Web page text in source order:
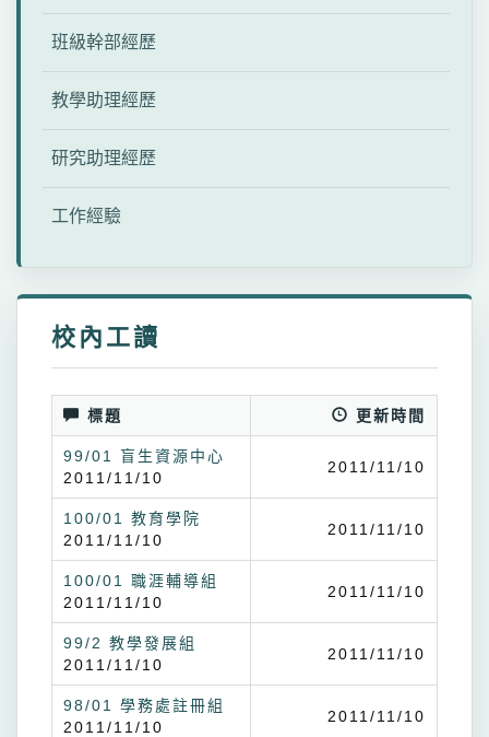
班級幹部經歷
教學助理經歷
研究助理經歷
工作經驗
校內工讀
標題 更新時間
99/01 盲生資源中心
2011/11/10
2011/11/10
100/01 教育學院
2011/11/10
2011/11/10
100/01 職涯輔導組
2011/11/10
2011/11/10
99/2 教學發展組
2011/11/10
2011/11/10
98/01 學務處註冊組
2011/11/10
2011/11/10